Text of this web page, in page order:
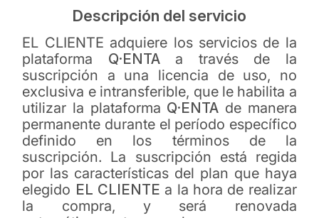
Descripción del servicio
EL CLIENTE adquiere los servicios de la
plataforma Q·ENTAa través de la
suscripción a una licencia de uso, no
exclusiva e intransferible, que le habilita a
utilizar la plataforma Q·ENTA de manera
permanente durante el período específico
definido en los términos de la
suscripción. La suscripción está regida
por las características del plan que haya
elegido EL CLIENTE a la hora de realizar
la compra, y será renovada